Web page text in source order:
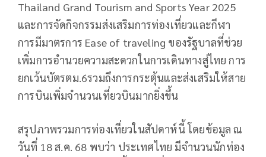
Thailand Grand Tourism and Sports Year 2025
และการจัดกิจกรรมส่งเสริมการท่องเที่ยวและกีฬา
การมีมาตรการ Ease of traveling ของรัฐบาลที่ช่วย
เพิ่มการอํานวยความสะดวกในการเดินทางสู่ไทย การ
ยกเว้นบัตรตม.6รวมถึงการกระตุ้นและส่งเสริมให้สาย
การบินเพิ่มจํานวนเที่ยวบินมากยิ่งขึ้น
สรุปภาพรวมการท่องเที่ยวในสัปดาห์นี้ โดยข้อมูล ณ
วันที่ 18 ส.ค. 68 พบว่า ประเทศไทย มีจำนวนนักท่อง